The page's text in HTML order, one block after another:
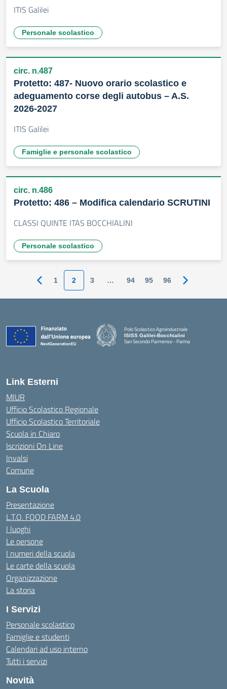
ITIS Galilei
Personale scolastico
circ. n.487
Protetto: 487- Nuovo orario scolastico e
adeguamento corse degli autobus – A.S.
2026-2027
ITIS Galilei
Famiglie e personale scolastico
circ. n.486
Protetto: 486 – Modifica calendario SCRUTINI
CLASSI QUINTE ITAS BOCCHIALINI
Personale scolastico
Pagina precedente
1 2 3 … 94 95 96 Pagina
Polo Scolastico Agroindustriale
ISISS Galilei-Bocchialini
San Secondo Parmense - Parma
Link Esterni
MIUR
Ufficio Scolastico Regionale
Ufficio Scolastico Territoriale
Scuola in Chiaro
Iscrizioni On Line
Invalsi
Comune
La Scuola
Presentazione
L.T.O. FOOD FARM 4.0
I luoghi
Le persone
I numeri della scuola
Le carte della scuola
Organizzazione
La storia
I Servizi
Personale scolastico
Famiglie e studenti
Calendari ad uso interno
Tutti i servizi
Novità